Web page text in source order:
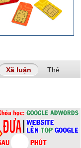
Xã luận (tab hoạt động)
Thẻ